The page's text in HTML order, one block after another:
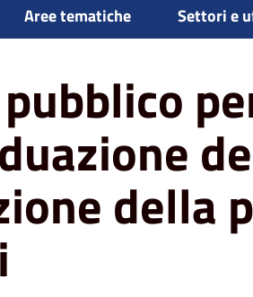
Aree tematiche Settori e
pubblico per l'individuazione del
della